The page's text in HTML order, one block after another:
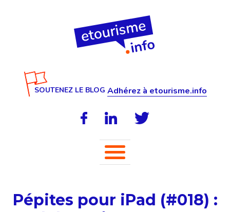
SOUTENEZ LE BLOG Adhérez à etourisme.info
Pépites pour iPad (#018) :